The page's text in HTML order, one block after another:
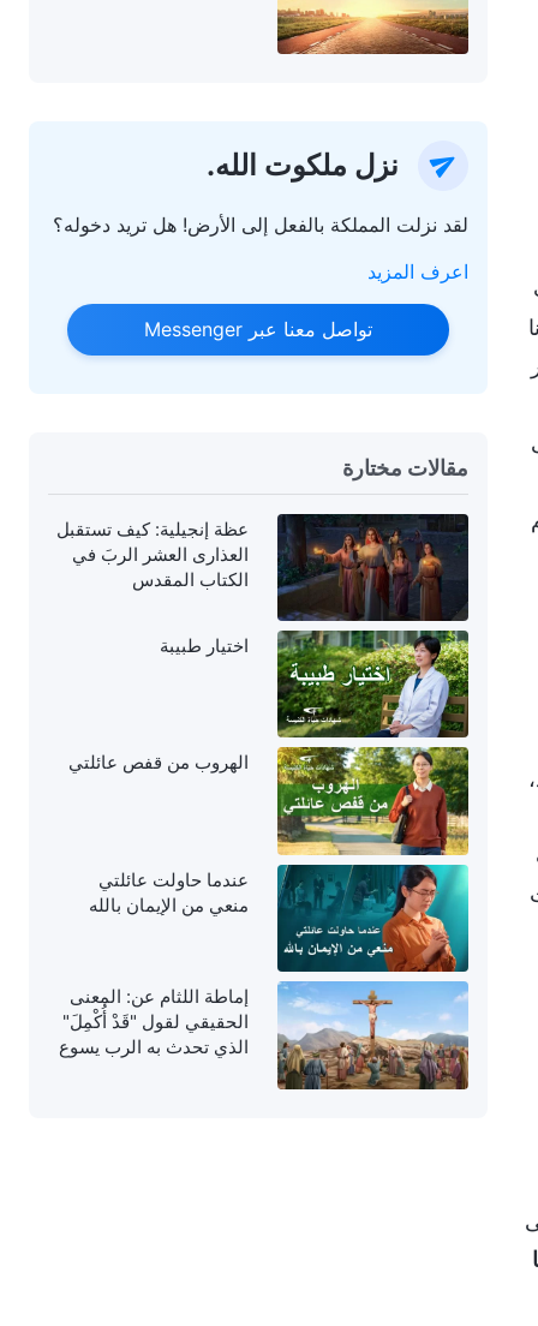
نزل ملكوت الله.
لقد نزلت المملكة بالفعل إلى الأرض! هل تريد دخوله؟
اعرف المزيد
تواصل معنا عبر Messenger
مقالات مختارة
عظة إنجيلية: كيف تستقبل
العذارى العشر الربَ في
الكتاب المقدس
اختيار طبيبة
الهروب من قفص عائلتي
عندما حاولت عائلتي
منعي من الإيمان بالله
إماطة اللثام عن: المعنى
الحقيقي لقول "قَدْ أُكْمِلَ"
الذي تحدث به الرب يسوع